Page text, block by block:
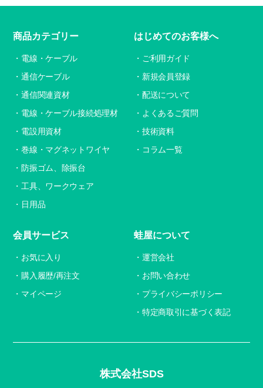
株式会社SDS
商品カテゴリー
電線・ケーブル
通信ケーブル
通信関連資材
電線・ケーブル接続処理材
電設用資材
巻線・マグネットワイヤ
防振ゴム、除振台
工具、ワークウェア
日用品
はじめてのお客様へ
ご利用ガイド
新規会員登録
配送について
よくあるご質問
技術資料
コラム一覧
会員サービス
お気に入り
購入履歴/再注文
マイページ
蛙屋について
運営会社
お問い合わせ
プライバシーポリシー
特定商取引に基づく表記